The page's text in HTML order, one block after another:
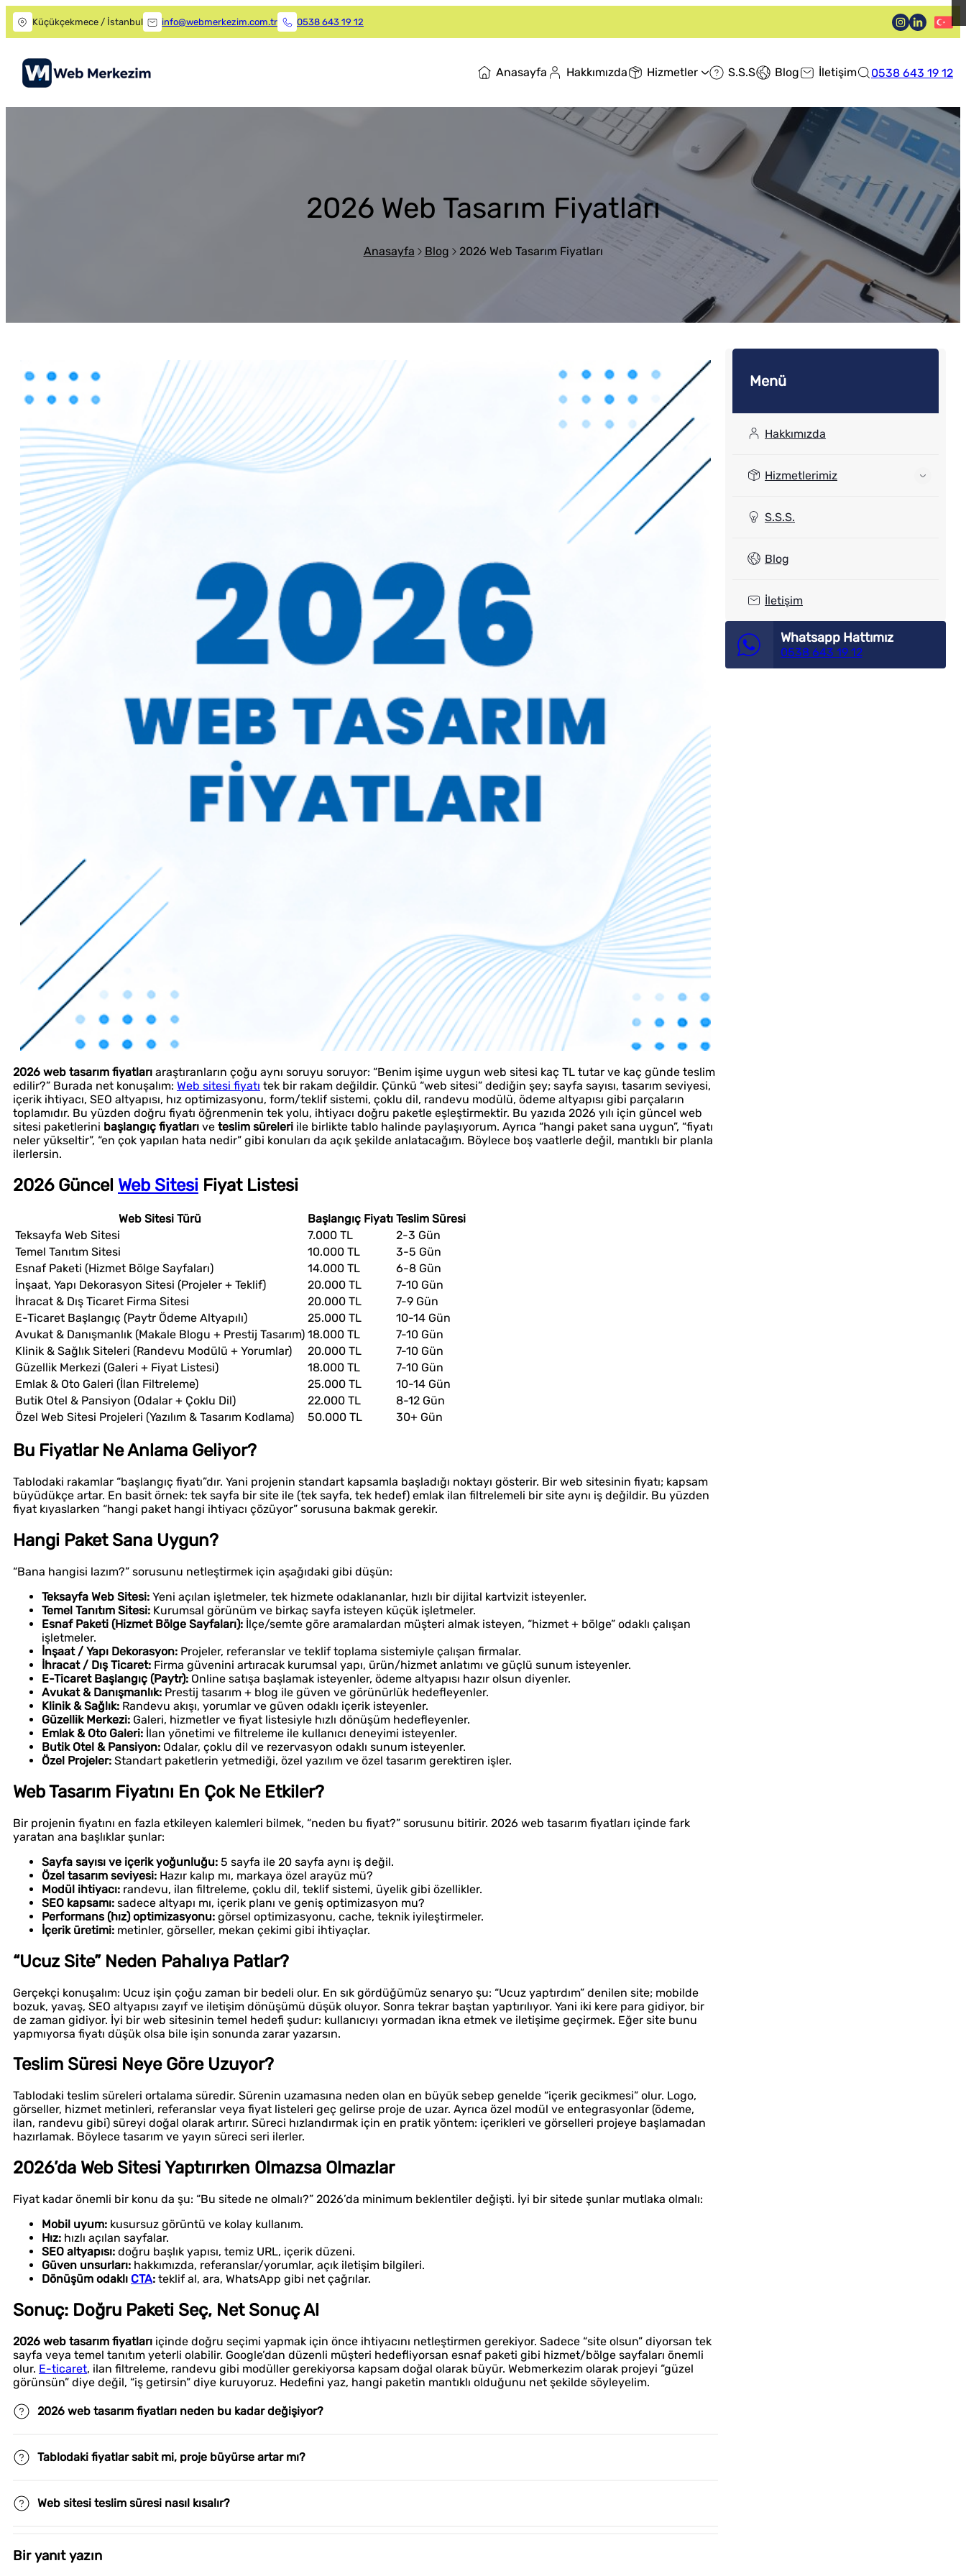
Küçükçekmece / İstanbul info@webmerkezim.com.tr 0538 643 19 12
Anasayfa Hakkımızda Hizmetler S.S.S Blog İletişim 0538 643 19 12
2026 Web Tasarım Fiyatları
Anasayfa Blog 2026 Web Tasarım Fiyatları
2026 web tasarım fiyatları araştıranların çoğu aynı soruyu soruyor: “Benim işime uygun web sitesi kaç TL tutar ve kaç günde teslim
edilir?” Burada net konuşalım: Web sitesi fiyatı tek bir rakam değildir. Çünkü “web sitesi” dediğin şey; sayfa sayısı, tasarım seviyesi,
içerik ihtiyacı, SEO altyapısı, hız optimizasyonu, form/teklif sistemi, çoklu dil, randevu modülü, ödeme altyapısı gibi parçaların
toplamıdır. Bu yüzden doğru fiyatı öğrenmenin tek yolu, ihtiyacı doğru paketle eşleştirmektir. Bu yazıda 2026 yılı için güncel web
sitesi paketlerini başlangıç fiyatları ve teslim süreleri ile birlikte tablo halinde paylaşıyorum. Ayrıca “hangi paket sana uygun”, “fiyatı
neler yükseltir”, “en çok yapılan hata nedir” gibi konuları da açık şekilde anlatacağım. Böylece boş vaatlerle değil, mantıklı bir planla
ilerlersin.
2026 Güncel Web Sitesi Fiyat Listesi
Web Sitesi Türü Başlangıç Fiyatı Teslim Süresi
Teksayfa Web Sitesi
7.000 TL
2-3 Gün
Temel Tanıtım Sitesi
10.000 TL
3-5 Gün
Esnaf Paketi (Hizmet Bölge Sayfaları)
14.000 TL
6-8 Gün
İnşaat, Yapı Dekorasyon Sitesi (Projeler + Teklif)
20.000 TL
7-10 Gün
İhracat & Dış Ticaret Firma Sitesi
20.000 TL
7-9 Gün
E-Ticaret Başlangıç (Paytr Ödeme Altyapılı)
25.000 TL
10-14 Gün
Avukat & Danışmanlık (Makale Blogu + Prestij Tasarım) 18.000 TL
7-10 Gün
Klinik & Sağlık Siteleri (Randevu Modülü + Yorumlar)
20.000 TL
7-10 Gün
Güzellik Merkezi (Galeri + Fiyat Listesi)
18.000 TL
7-10 Gün
Emlak & Oto Galeri (İlan Filtreleme)
25.000 TL
10-14 Gün
Butik Otel & Pansiyon (Odalar + Çoklu Dil)
22.000 TL
8-12 Gün
Özel Web Sitesi Projeleri (Yazılım & Tasarım Kodlama)
50.000 TL 30+ Gün
Bu Fiyatlar Ne Anlama Geliyor?
Tablodaki rakamlar “başlangıç fiyatı”dır. Yani projenin standart kapsamla başladığı noktayı gösterir. Bir web sitesinin fiyatı; kapsam
büyüdükçe artar. En basit örnek: tek sayfa bir site ile (tek sayfa, tek hedef) emlak ilan filtrelemeli bir site aynı iş değildir. Bu yüzden
fiyat kıyaslarken “hangi paket hangi ihtiyacı çözüyor” sorusuna bakmak gerekir.
Hangi Paket Sana Uygun?
“Bana hangisi lazım?” sorusunu netleştirmek için aşağıdaki gibi düşün:
Teksayfa Web Sitesi: Yeni açılan işletmeler, tek hizmete odaklananlar, hızlı bir dijital kartvizit isteyenler.
Temel Tanıtım Sitesi: Kurumsal görünüm ve birkaç sayfa isteyen küçük işletmeler.
Esnaf Paketi (Hizmet Bölge Sayfaları): İlçe/semte göre aramalardan müşteri almak isteyen, “hizmet + bölge” odaklı çalışan
işletmeler.
İnşaat / Yapı Dekorasyon: Projeler, referanslar ve teklif toplama sistemiyle çalışan firmalar.
İhracat / Dış Ticaret: Firma güvenini artıracak kurumsal yapı, ürün/hizmet anlatımı ve güçlü sunum isteyenler.
E-Ticaret Başlangıç (Paytr): Online satışa başlamak isteyenler, ödeme altyapısı hazır olsun diyenler.
Avukat & Danışmanlık: Prestij tasarım + blog ile güven ve görünürlük hedefleyenler.
Klinik & Sağlık: Randevu akışı, yorumlar ve güven odaklı içerik isteyenler.
Güzellik Merkezi: Galeri, hizmetler ve fiyat listesiyle hızlı dönüşüm hedefleyenler.
Emlak & Oto Galeri: İlan yönetimi ve filtreleme ile kullanıcı deneyimi isteyenler.
Butik Otel & Pansiyon: Odalar, çoklu dil ve rezervasyon odaklı sunum isteyenler.
Özel Projeler: Standart paketlerin yetmediği, özel yazılım ve özel tasarım gerektiren işler.
Web Tasarım Fiyatını En Çok Ne Etkiler?
Bir projenin fiyatını en fazla etkileyen kalemleri bilmek, “neden bu fiyat?” sorusunu bitirir. 2026 web tasarım fiyatları içinde fark
yaratan ana başlıklar şunlar:
Sayfa sayısı ve içerik yoğunluğu: 5 sayfa ile 20 sayfa aynı iş değil.
Özel tasarım seviyesi: Hazır kalıp mı, markaya özel arayüz mü?
Modül ihtiyacı: randevu, ilan filtreleme, çoklu dil, teklif sistemi, üyelik gibi özellikler.
SEO kapsamı: sadece altyapı mı, içerik planı ve geniş optimizasyon mu?
Performans (hız) optimizasyonu: görsel optimizasyonu, cache, teknik iyileştirmeler.
İçerik üretimi: metinler, görseller, mekan çekimi gibi ihtiyaçlar.
“Ucuz Site” Neden Pahalıya Patlar?
Gerçekçi konuşalım: Ucuz işin çoğu zaman bir bedeli olur. En sık gördüğümüz senaryo şu: “Ucuz yaptırdım” denilen site; mobilde
bozuk, yavaş, SEO altyapısı zayıf ve iletişim dönüşümü düşük oluyor. Sonra tekrar baştan yaptırılıyor. Yani iki kere para gidiyor, bir
de zaman gidiyor. İyi bir web sitesinin temel hedefi şudur: kullanıcıyı yormadan ikna etmek ve iletişime geçirmek. Eğer site bunu
yapmıyorsa fiyatı düşük olsa bile işin sonunda zarar yazarsın.
Teslim Süresi Neye Göre Uzuyor?
Tablodaki teslim süreleri ortalama süredir. Sürenin uzamasına neden olan en büyük sebep genelde “içerik gecikmesi” olur. Logo,
görseller, hizmet metinleri, referanslar veya fiyat listeleri geç gelirse proje de uzar. Ayrıca özel modül ve entegrasyonlar (ödeme,
ilan, randevu gibi) süreyi doğal olarak artırır. Süreci hızlandırmak için en pratik yöntem: içerikleri ve görselleri projeye başlamadan
hazırlamak. Böylece tasarım ve yayın süreci seri ilerler.
2026’da Web Sitesi Yaptırırken Olmazsa Olmazlar
Fiyat kadar önemli bir konu da şu: “Bu sitede ne olmalı?” 2026’da minimum beklentiler değişti. İyi bir sitede şunlar mutlaka olmalı:
Mobil uyum: kusursuz görüntü ve kolay kullanım.
Hız: hızlı açılan sayfalar.
SEO altyapısı: doğru başlık yapısı, temiz URL, içerik düzeni.
Güven unsurları: hakkımızda, referanslar/yorumlar, açık iletişim bilgileri.
Dönüşüm odaklı CTA: teklif al, ara, WhatsApp gibi net çağrılar.
Sonuç: Doğru Paketi Seç, Net Sonuç Al
2026 web tasarım fiyatları içinde doğru seçimi yapmak için önce ihtiyacını netleştirmen gerekiyor. Sadece “site olsun” diyorsan tek
sayfa veya temel tanıtım yeterli olabilir. Google’dan düzenli müşteri hedefliyorsan esnaf paketi gibi hizmet/bölge sayfaları önemli
olur. E-ticaret, ilan filtreleme, randevu gibi modüller gerekiyorsa kapsam doğal olarak büyür. Webmerkezim olarak projeyi “güzel
görünsün” diye değil, “iş getirsin” diye kuruyoruz. Hedefini yaz, hangi paketin mantıklı olduğunu net şekilde söyleyelim.
2026 web tasarım fiyatları neden bu kadar değişiyor?
Tablodaki fiyatlar sabit mi, proje büyürse artar mı?
Web sitesi teslim süresi nasıl kısalır?
Bir yanıt yazın
Menü
Hakkımızda
Hizmetlerimiz
S.S.S.
Blog
İletişim
Whatsapp Hattımız
0538 643 19 12